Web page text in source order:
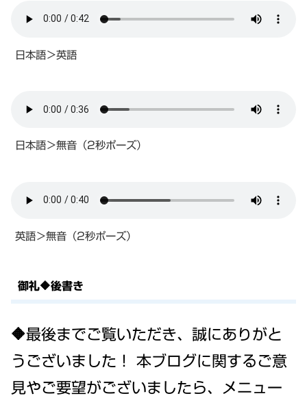
日本語＞英語
日本語＞無音（2秒ポーズ）
英語＞無音（2秒ポーズ）
御礼🔶後書き
🔶最後までご覧いただき、誠にありがと
うございました！ 本ブログに関するご意
見やご要望がございましたら、メニュー